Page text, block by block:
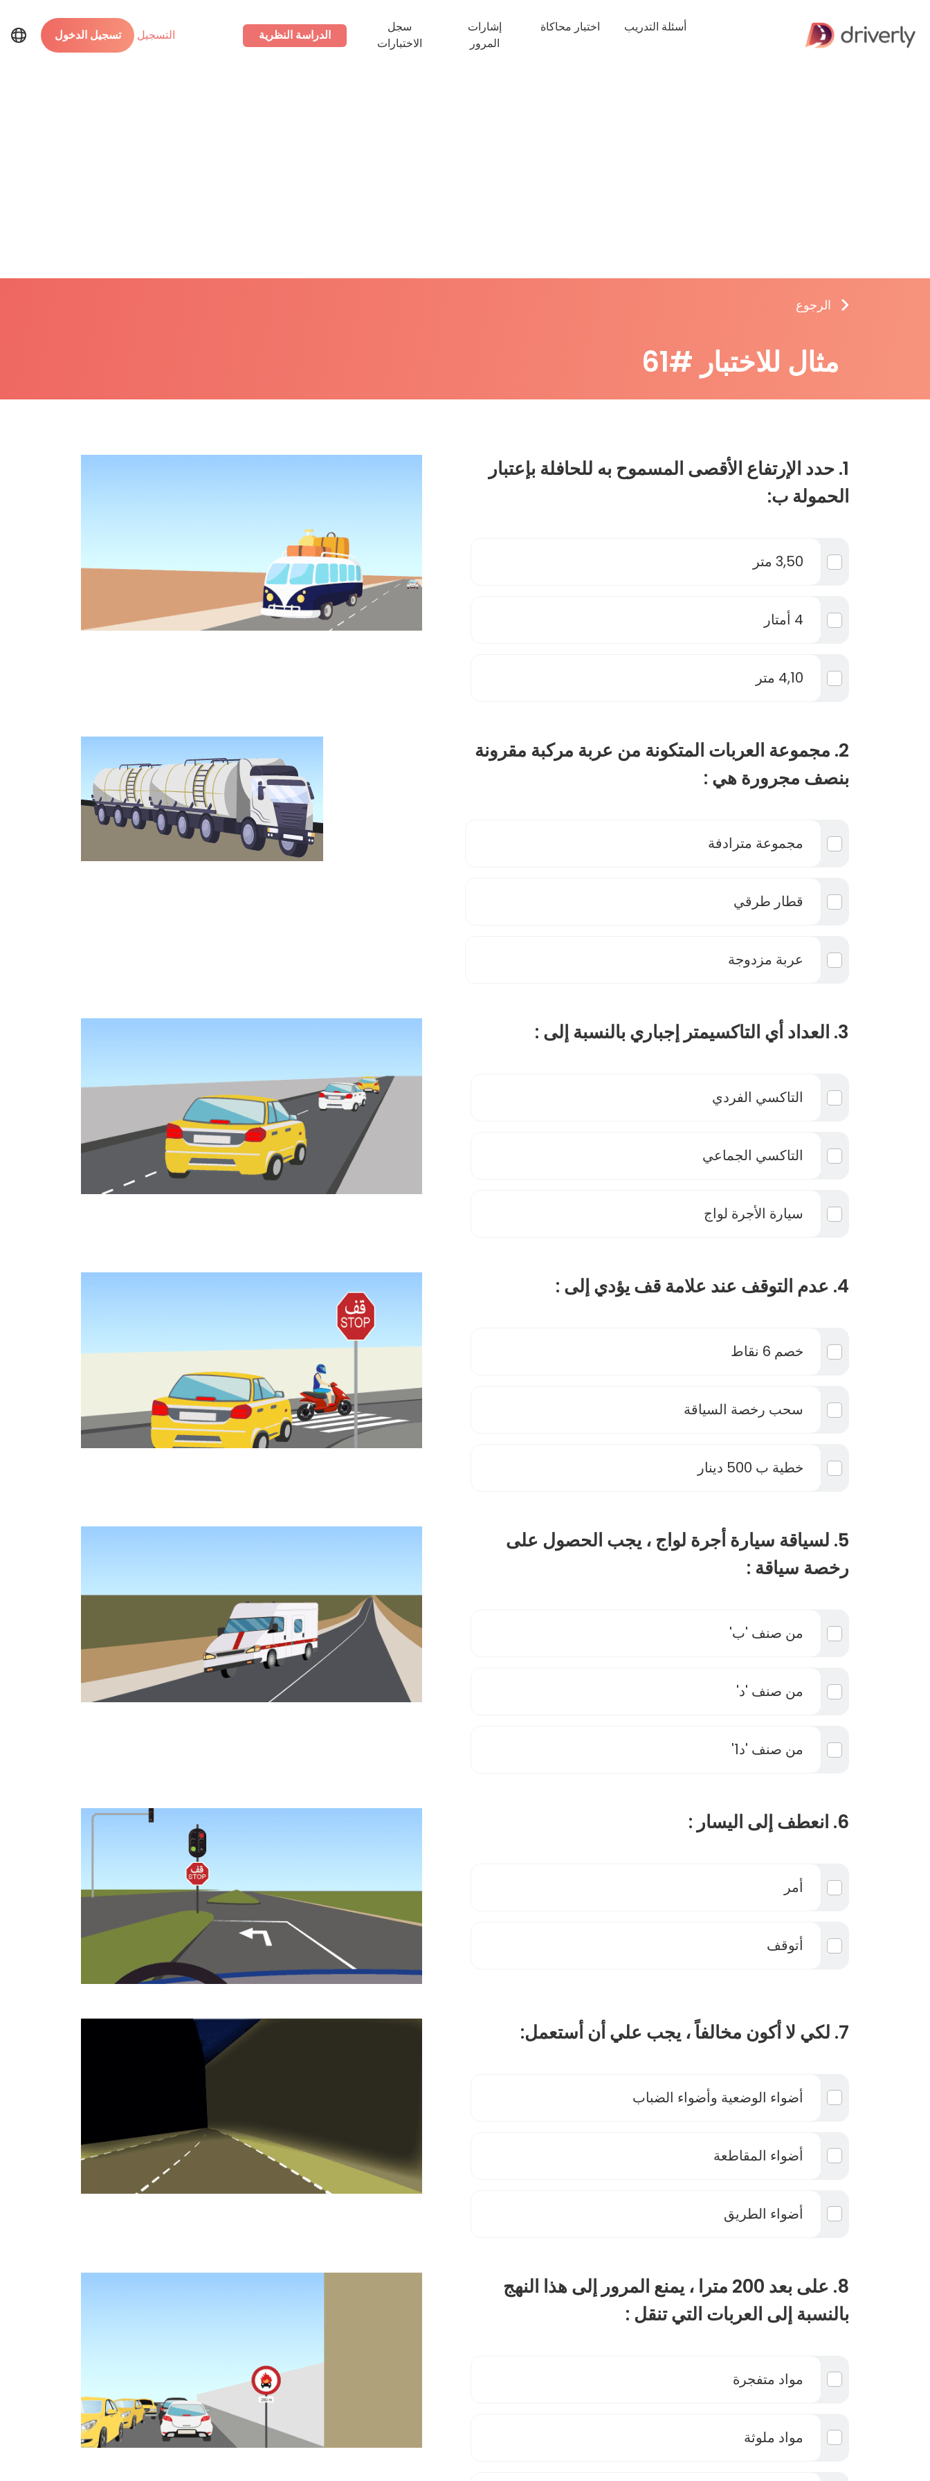
أسئلة التدريب اختبار محاكاة
إشارات
المرور
سجل
الاختبارات
الدراسة النظرية التسجيل تسجيل الدخول
الرجوع
مثال للاختبار #61
1. حدد الإرتفاع الأقصى المسموح به للحافلة بإعتبار
الحمولة ب:
3,50 متر
4 أمتار
4,10 متر
2. مجموعة العربات المتكونة من عربة مركبة مقرونة
بنصف مجرورة هي :
مجموعة مترادفة
قطار طرقي
عربة مزدوجة
3. العداد أي التاكسيمتر إجباري بالنسبة إلى :
التاكسي الفردي
التاكسي الجماعي
سيارة الأجرة لواج
4. عدم التوقف عند علامة قف يؤدي إلى :
خصم 6 نقاط
سحب رخصة السياقة
خطية ب 500 دينار
5. لسياقة سيارة أجرة لواج ، يجب الحصول على
رخصة سياقة :
من صنف 'ب'
من صنف 'د'
من صنف 'د1'
6. انعطف إلى اليسار :
أمر
أتوقف
7. لكي لا أكون مخالفاً ، يجب علي أن أستعمل:
أضواء الوضعية وأضواء الضباب
أضواء المقاطعة
أضواء الطريق
8. على بعد 200 مترا ، يمنع المرور إلى هذا النهج
بالنسبة إلى العربات التي تنقل :
مواد متفجرة
مواد ملوثة